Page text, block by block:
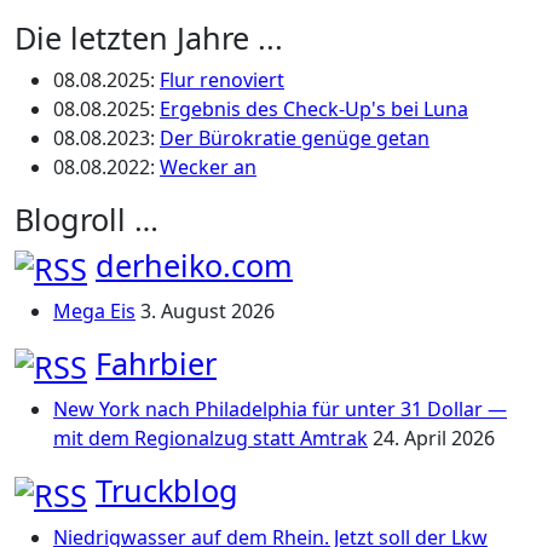
Die letzten Jahre ...
08.08.2025: Flur renoviert
08.08.2025: Ergebnis des Check-Up's bei Luna
08.08.2023: Der Bürokratie genüge getan
08.08.2022: Wecker an
Blogroll …
derheiko.com
Mega Eis 3. August 2026
Fahrbier
New York nach Philadelphia für unter 31 Dollar —
mit dem Regionalzug statt Amtrak24. April 2026
Truckblog
Niedrigwasser auf dem Rhein. Jetzt soll der Lkw